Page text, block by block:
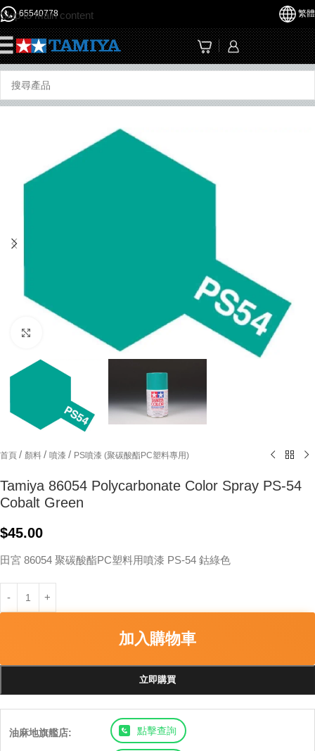
Skip to main content
65540778 繁體
Click to enlarge
首頁 / 顏料 / 噴漆 / PS噴漆 (聚碳酸酯PC塑料專用)
Tamiya 86054 Polycarbonate Color Spray PS-54
Cobalt Green
$45.00
田宮 86054 聚碳酸酯PC塑料用噴漆 PS-54 鈷綠色
加入購物車
立即購買
油麻地旗艦店: 點擊查詢